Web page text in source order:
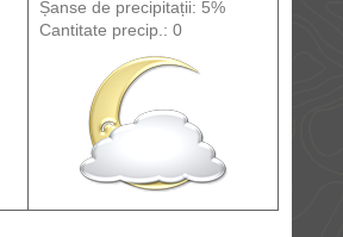
Șanse de precipitații: 5%
Cantitate precip.: 0